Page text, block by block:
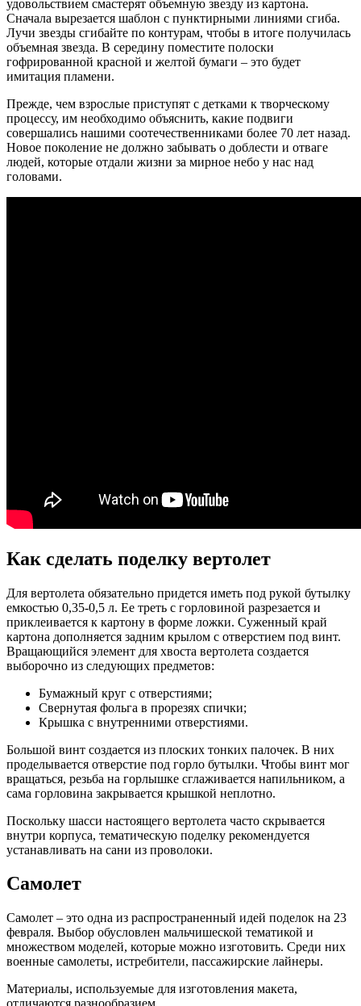
удовольствием смастерят объемную звезду из картона.
Сначала вырезается шаблон с пунктирными линиями сгиба.
Лучи звезды сгибайте по контурам, чтобы в итоге получилась
объемная звезда. В середину поместите полоски
гофрированной красной и желтой бумаги – это будет
имитация пламени.
Прежде, чем взрослые приступят с детками к творческому
процессу, им необходимо объяснить, какие подвиги
совершались нашими соотечественниками более 70 лет назад.
Новое поколение не должно забывать о доблести и отваге
людей, которые отдали жизни за мирное небо у нас над
головами.
Как сделать поделку вертолет
Для вертолета обязательно придется иметь под рукой бутылку
емкостью 0,35-0,5 л. Ее треть с горловиной разрезается и
приклеивается к картону в форме ложки. Суженный край
картона дополняется задним крылом с отверстием под винт.
Вращающийся элемент для хвоста вертолета создается
выборочно из следующих предметов:
Бумажный круг с отверстиями;
Свернутая фольга в прорезях спички;
Крышка с внутренними отверстиями.
Большой винт создается из плоских тонких палочек. В них
проделывается отверстие под горло бутылки. Чтобы винт мог
вращаться, резьба на горлышке сглаживается напильником, а
сама горловина закрывается крышкой неплотно.
Поскольку шасси настоящего вертолета часто скрывается
внутри корпуса, тематическую поделку рекомендуется
устанавливать на сани из проволоки.
Самолет
Самолет – это одна из распространенный идей поделок на 23
февраля. Выбор обусловлен мальчишеской тематикой и
множеством моделей, которые можно изготовить. Среди них
военные самолеты, истребители, пассажирские лайнеры.
Материалы, используемые для изготовления макета,